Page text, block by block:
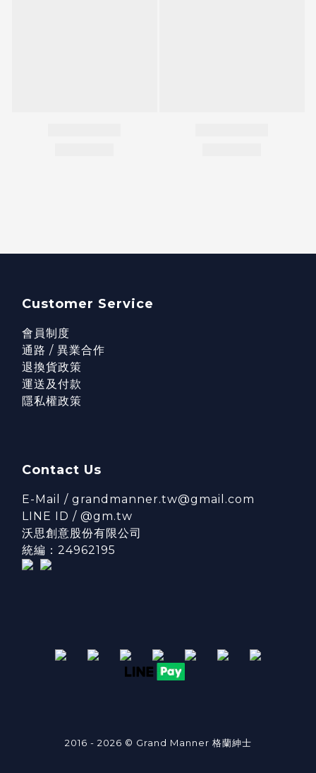
Customer Service
會員制度
通路 / 異業合作
退換貨政策
運送及付款
隱私權政策
Contact Us
E-Mail / grandmanner.tw@gmail.com
LINE ID / @gm.tw
沃思創意股份有限公司
統編：24962195
2016 - 2026 © Grand Manner 格蘭紳士